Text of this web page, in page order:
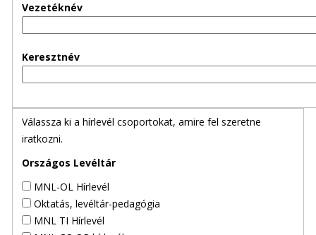
Vezetéknév
Keresztnév
Válassza ki a hírlevél csoportokat, amire fel szeretne
iratkozni.
Országos Levéltár
MNL-OL Hírlevél
Oktatás, levéltár-pedagógia
MNL TI Hírlevél